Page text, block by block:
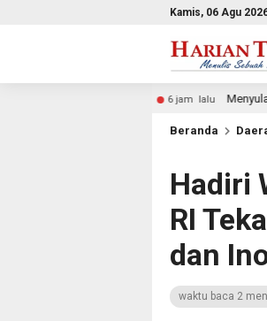
Kamis, 06 Agu
Menyulam Ukhuwah dalam Cahaya
Beranda
Hadiri
RI
dan
waktu baca 2